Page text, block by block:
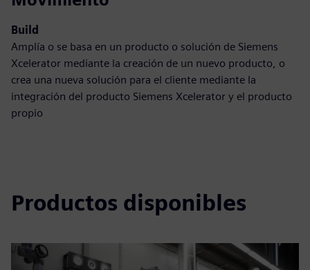
Build
Amplía o se basa en un producto o solución de Siemens
Xcelerator mediante la creación de un nuevo producto, o
crea una nueva solución para el cliente mediante la
integración del producto Siemens Xcelerator y el producto
propio
Productos disponibles